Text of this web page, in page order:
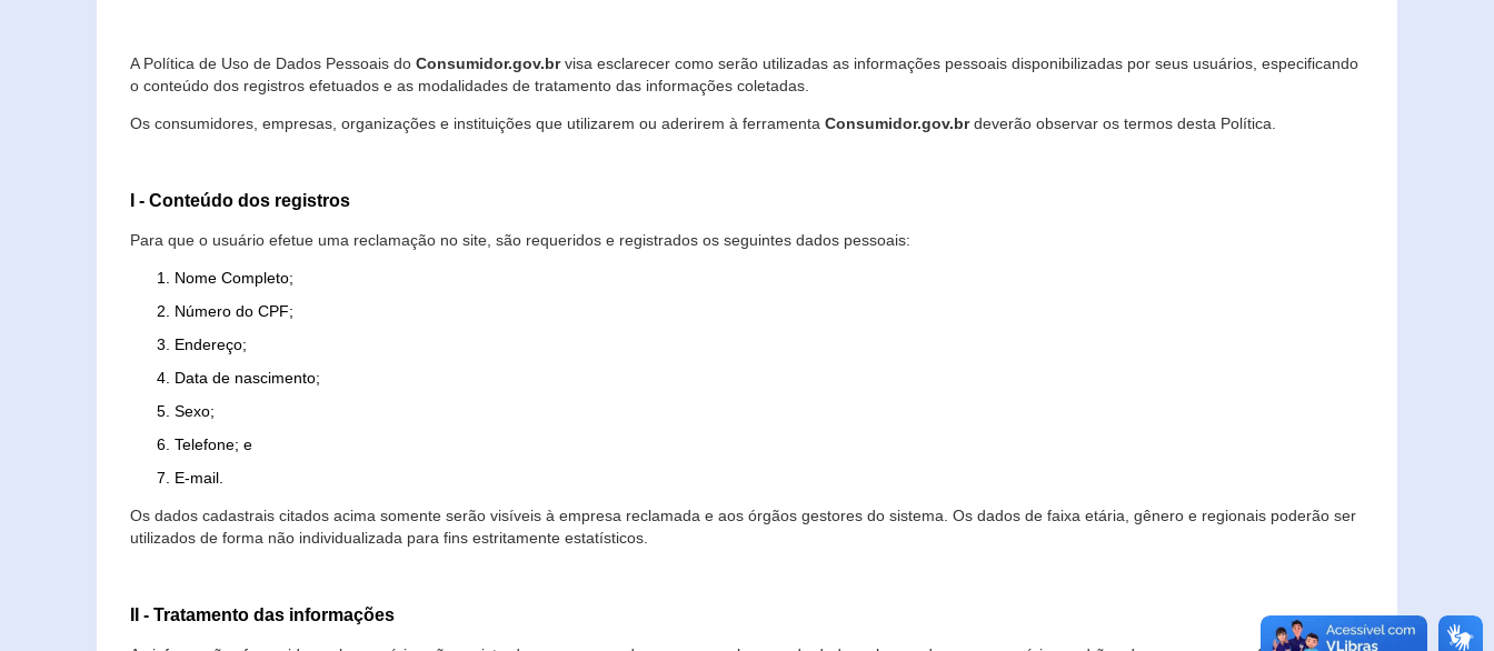
A Política de Uso de Dados Pessoais do Consumidor.gov.brvisa esclarecer como serão utilizadas as informações pessoais disponibilizadas por seus usuários, especificando
o conteúdo dos registros efetuados e as modalidades de tratamento das informações coletadas.
Os consumidores, empresas, organizações e instituições que utilizarem ou aderirem à ferramenta Consumidor.gov.brdeverão observar os termos desta Política.
I - Conteúdo dos registros
Para que o usuário efetue uma reclamação no site, são requeridos e registrados os seguintes dados pessoais:
Nome Completo;
Número do CPF;
Endereço;
Data de nascimento;
Sexo;
Telefone; e
E-mail.
Os dados cadastrais citados acima somente serão visíveis à empresa reclamada e aos órgãos gestores do sistema. Os dados de faixa etária, gênero e regionais poderão ser
utilizados de forma não individualizada para fins estritamente estatísticos.
II - Tratamento das informações